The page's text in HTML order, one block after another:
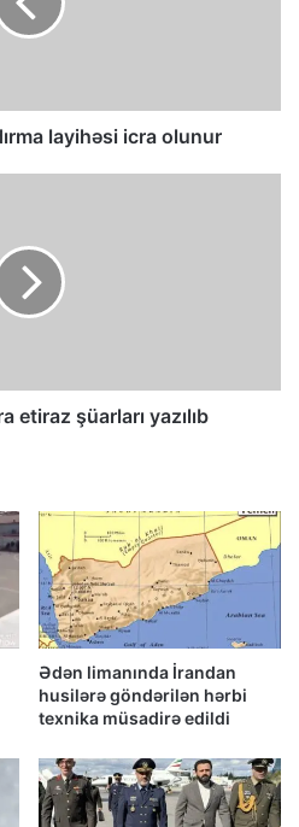
layihəsi icra olunur
etiraz şüarları yazılıb
Ədən limanında İrandan
husilərə göndərilən hərbi
texnika müsadirə edildi